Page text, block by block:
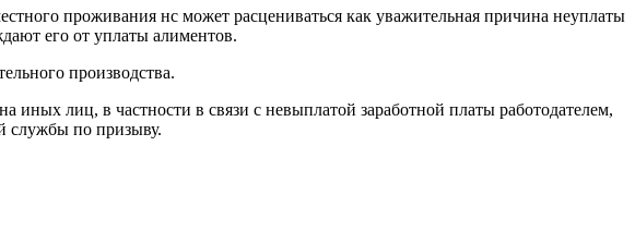
проживания нс может расцениваться как уважительная причина неуплаты
его от уплаты алиментов.
производства.
иных лиц, в частности в связи с невыплатой заработной платы работодателем,
службы по призыву.